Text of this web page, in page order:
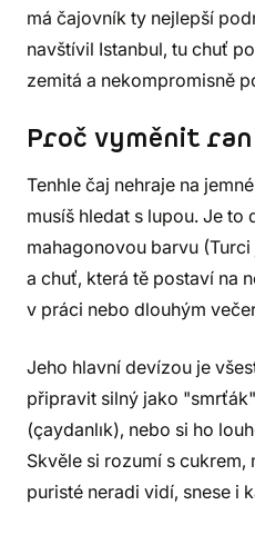
má čajovník ty nejlepší
navštívil Istanbul, tu chuť
zemitá a nekompromisně
Proč vyměnit
Tenhle čaj nehraje na
musíš hledat s lupou. Je to
mahagonovou barvu
a chuť, která tě postaví na
v práci nebo dlouhým
Jeho hlavní devízou je
připravit silný jako
(çaydanlık), nebo si ho
Skvěle si rozumí s cukrem,
puristé neradi vidí, snese i